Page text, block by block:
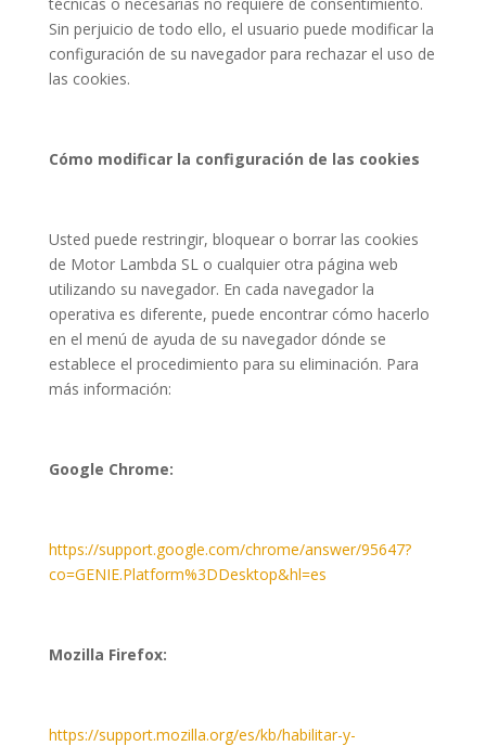
Sin perjuicio de todo ello, el usuario puede modificar la
configuración de su navegador para rechazar el uso de
las cookies.
Cómo modificar la configuración de las cookies
Usted puede restringir, bloquear o borrar las cookies
de Motor Lambda SL o cualquier otra página web
utilizando su navegador. En cada navegador la
operativa es diferente, puede encontrar cómo hacerlo
en el menú de ayuda de su navegador dónde se
establece el procedimiento para su eliminación. Para
más información:
Google Chrome:
https://support.google.com/chrome/answer/95647?
co=GENIE.Platform%3DDesktop&hl=es
Mozilla Firefox:
https://support.mozilla.org/es/kb/habilitar-y-